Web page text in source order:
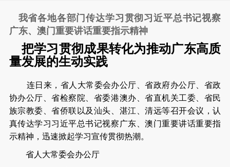
我省各地各部门传达学习贯彻习近平总书记视察
广东、澳门重要讲话重要指示精神
把学习贯彻成果转化为推动广东高质
量发展的生动实践
连日来，省人大常委会办公厅、省政府办公厅、省政
协办公厅、省检察院、省委港澳办、省直机关工委、省民
族宗教委、省侨联以及汕头、湛江、清远等召开会议，认
真传达学习习近平总书记视察广东、澳门重要讲话重要指
示精神，迅速掀起学习宣传贯彻热潮。
省人大常委会办公厅